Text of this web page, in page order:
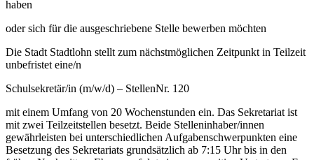
haben
oder sich für die ausgeschriebene Stelle bewerben möchten
Die Stadt Stadtlohn stellt zum nächstmöglichen Zeitpunkt in Teilzeit
unbefristet eine/n
Schulsekretär/in (m/w/d) – StellenNr. 120
mit einem Umfang von 20 Wochenstunden ein. Das Sekretariat ist
mit zwei Teilzeitstellen besetzt. Beide Stelleninhaber/innen
gewährleisten bei unterschiedlichen Aufgabenschwerpunkten eine
Besetzung des Sekretariats grundsätzlich ab 7:15 Uhr bis in den